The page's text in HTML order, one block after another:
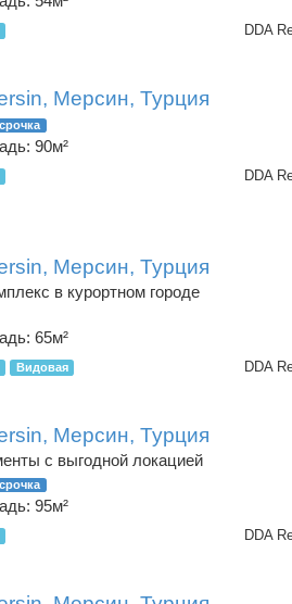
DDA
Мерсин, Турция
90м²
DDA
Мерсин, Турция
в курортном городе
65м²
Видовая DDA
Мерсин, Турция
с выгодной локацией
95м²
DDA